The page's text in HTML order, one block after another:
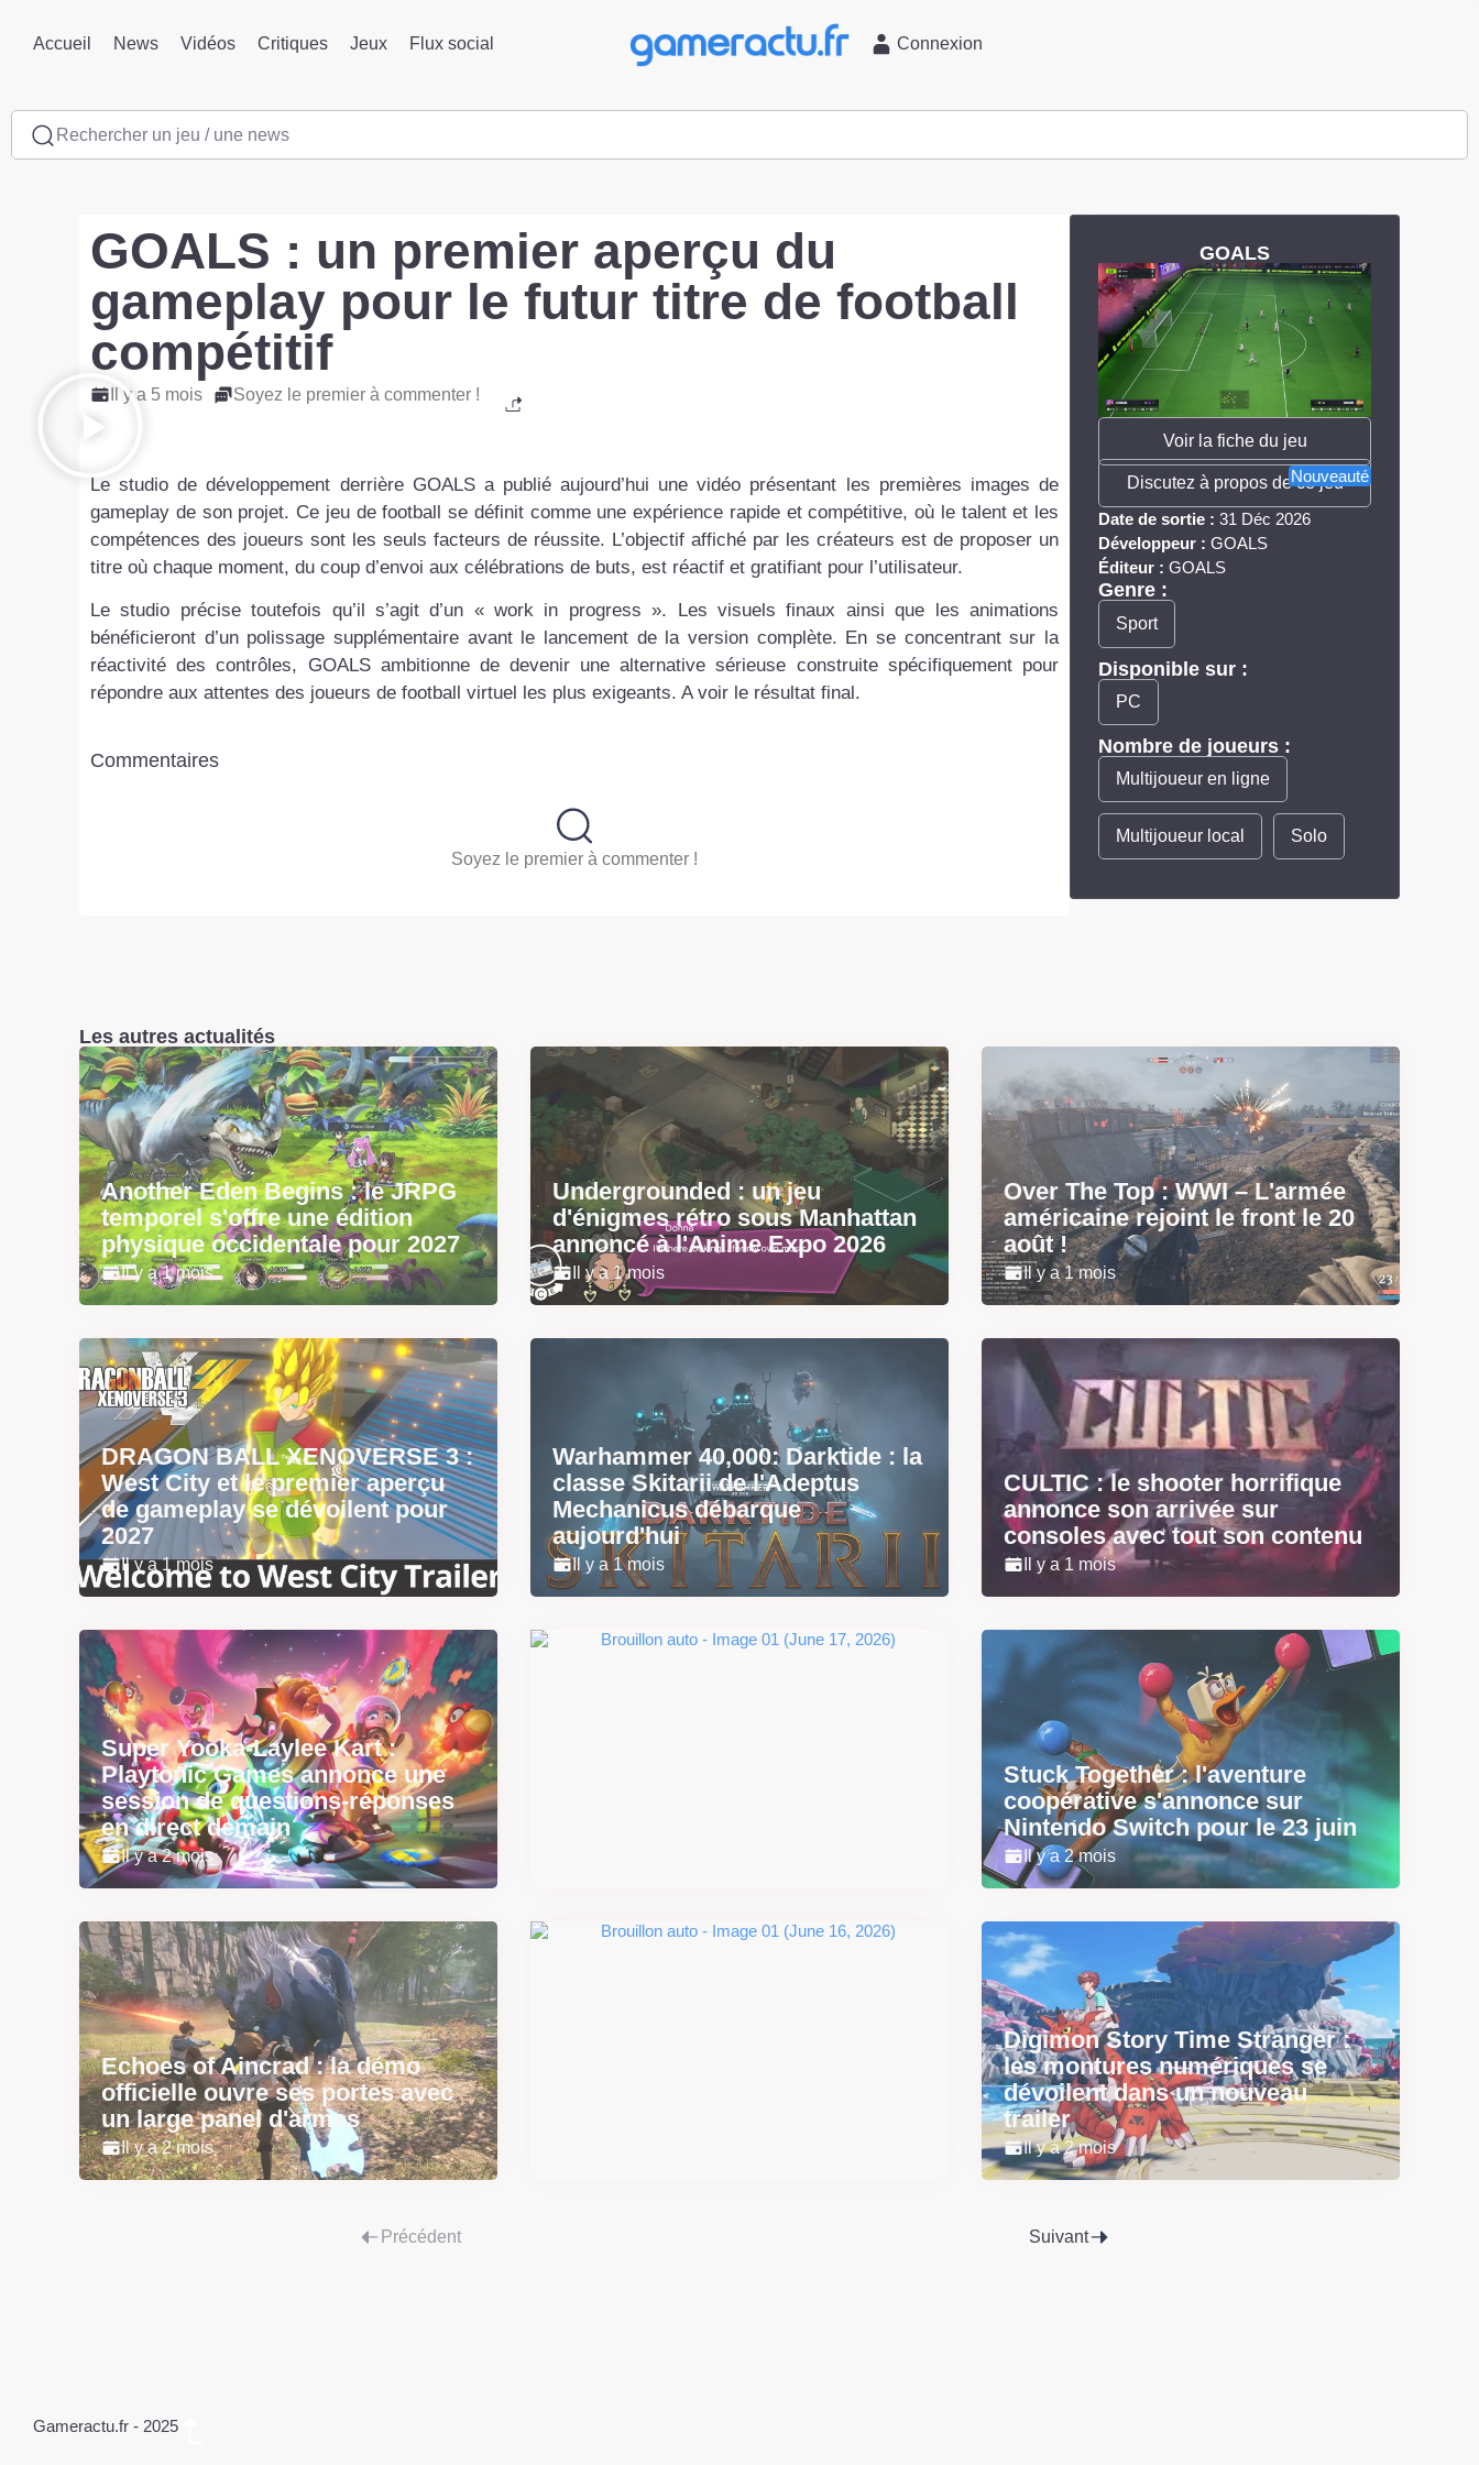
Accueil News Vidéos Critiques Jeux Flux social Connexion
Rechercher un jeu / une news
GOALS : un premier aperçu du
gameplay pour le futur titre de football
compétitif
Il y a 5 mois Soyez le premier à commenter !
Le studio de développement derrière GOALS a publié aujourd’hui une vidéo présentant les premières images de
gameplay de son projet. Ce jeu de football se définit comme une expérience rapide et compétitive, où le talent et les
compétences des joueurs sont les seuls facteurs de réussite. L’objectif affiché par les créateurs est de proposer un
titre où chaque moment, du coup d’envoi aux célébrations de buts, est réactif et gratifiant pour l’utilisateur.
Le studio précise toutefois qu’il s’agit d’un « work in progress ». Les visuels finaux ainsi que les animations
bénéficieront d’un polissage supplémentaire avant le lancement de la version complète. En se concentrant sur la
réactivité des contrôles, GOALS ambitionne de devenir une alternative sérieuse construite spécifiquement pour
répondre aux attentes des joueurs de football virtuel les plus exigeants. A voir le résultat final.
Commentaires
Soyez le premier à commenter !
GOALS
Voir la fiche du jeu
Nouveauté
Discutez à propos de ce jeu
Date de sortie : 31 Déc 2026
Développeur : GOALS
Éditeur : GOALS
Genre :
Sport
Disponible sur :
PC
Nombre de joueurs :
Multijoueur en ligne
Multijoueur local Solo
Les autres actualités
Another Eden Begins : le JRPG
temporel s'offre une édition
physique occidentale pour 2027
Il y a 1 mois
Undergrounded : un jeu
d'énigmes rétro sous Manhattan
annoncé à l'Anime Expo 2026
Il y a 1 mois
Over The Top : WWI – L'armée
américaine rejoint le front le 20
août !
Il y a 1 mois
DRAGON BALL XENOVERSE 3 :
West City et le premier aperçu
de gameplay se dévoilent pour
2027
Il y a 1 mois
Warhammer 40,000: Darktide : la
classe Skitarii de l'Adeptus
Mechanicus débarque
aujourd'hui
Il y a 1 mois
CULTIC : le shooter horrifique
annonce son arrivée sur
consoles avec tout son contenu
Il y a 1 mois
Super Yooka-Laylee Kart :
Playtonic Games annonce une
session de questions-réponses
en direct demain
Il y a 2 mois
Stuck Together : l'aventure
coopérative s'annonce sur
Nintendo Switch pour le 23 juin
Il y a 2 mois
Echoes of Aincrad : la démo
officielle ouvre ses portes avec
un large panel d'armes
Il y a 2 mois
Digimon Story Time Stranger :
les montures numériques se
dévoilent dans un nouveau
trailer
Il y a 2 mois
Précédent Suivant
Gameractu.fr - 2025